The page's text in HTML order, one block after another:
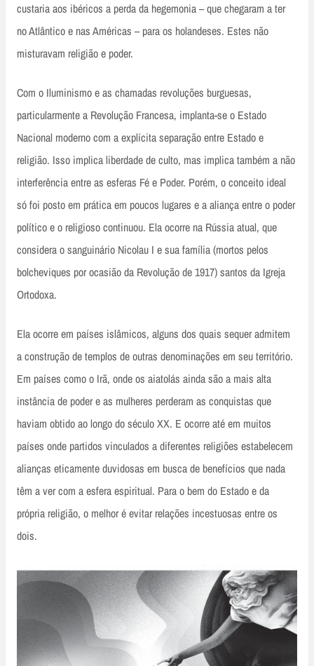
custaria aos ibéricos a perda da hegemonia – que chegaram a ter
no Atlântico e nas Américas – para os holandeses. Estes não
misturavam religião e poder.
Com o Iluminismo e as chamadas revoluções burguesas,
particularmente a Revolução Francesa, implanta-se o Estado
Nacional moderno com a explícita separação entre Estado e
religião. Isso implica liberdade de culto, mas implica também a não
interferência entre as esferas Fé e Poder. Porém, o conceito ideal
só foi posto em prática em poucos lugares e a aliança entre o poder
político e o religioso continuou. Ela ocorre na Rússia atual, que
considera o sanguinário Nicolau I e sua família (mortos pelos
bolcheviques por ocasião da Revolução de 1917) santos da Igreja
Ortodoxa.
Ela ocorre em países islâmicos, alguns dos quais sequer admitem
a construção de templos de outras denominações em seu território.
Em países como o Irã, onde os aiatolás ainda são a mais alta
instância de poder e as mulheres perderam as conquistas que
haviam obtido ao longo do século XX. E ocorre até em muitos
países onde partidos vinculados a diferentes religiões estabelecem
alianças eticamente duvidosas em busca de benefícios que nada
têm a ver com a esfera espiritual. Para o bem do Estado e da
própria religião, o melhor é evitar relações incestuosas entre os
dois.